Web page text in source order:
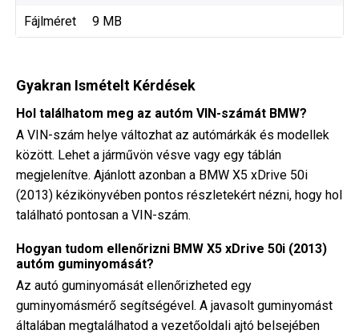
Fájlméret 9 MB
Gyakran Ismételt Kérdések
Hol találhatom meg az autóm VIN-számát BMW?
A VIN-szám helye változhat az autómárkák és modellek
között. Lehet a járművön vésve vagy egy táblán
megjelenítve. Ajánlott azonban a BMW X5 xDrive 50i
(2013) kézikönyvében pontos részletekért nézni, hogy hol
található pontosan a VIN-szám.
Hogyan tudom ellenőrizni BMW X5 xDrive 50i (2013)
autóm guminyomását?
Az autó guminyomását ellenőrizheted egy
guminyomásmérő segítségével. A javasolt guminyomást
általában megtalálhatod a vezetőoldali ajtó belsejében